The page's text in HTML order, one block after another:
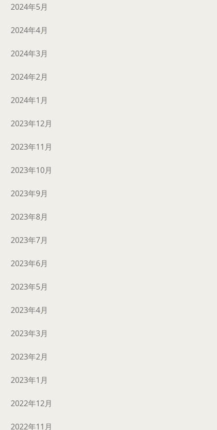
2024年5月
2024年4月
2024年3月
2024年2月
2024年1月
2023年12月
2023年11月
2023年10月
2023年9月
2023年8月
2023年7月
2023年6月
2023年5月
2023年4月
2023年3月
2023年2月
2023年1月
2022年12月
2022年11月